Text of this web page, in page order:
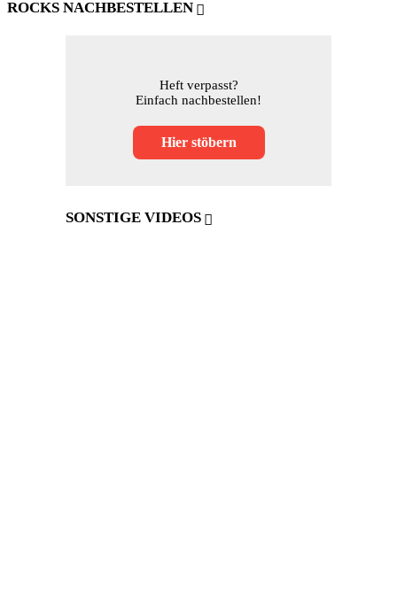
ROCKS NACHBESTELLEN
Heft verpasst?
Einfach nachbestellen!
Hier stöbern
SONSTIGE VIDEOS